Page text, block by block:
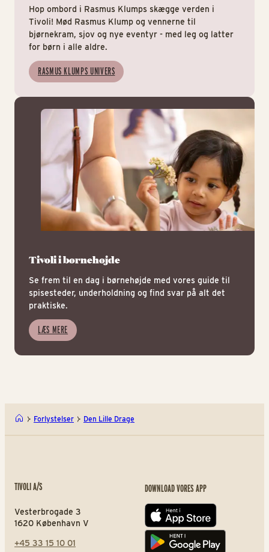
Hop ombord i Rasmus Klumps skægge verden i
Tivoli! Mød Rasmus Klump og vennerne til
bjørnekram, sjov og nye eventyr - med leg og latter
for børn i alle aldre.
RASMUS KLUMPS UNIVERS
Tivoli i børnehøjde
Se frem til en dag i børnehøjde med vores guide til
spisesteder, underholdning og find svar på alt det
praktiske.
LÆS MERE
Forlystelser Den Lille Drage
TIVOLI A/S
Vesterbrogade 3
1620 København V
+45 33 15 10 01
DOWNLOAD VORES APP
App store
Play store